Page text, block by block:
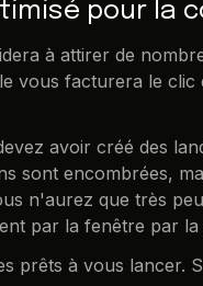
pour la
à attirer de
vous facturera le
avoir créé des
sont encombrées,
n'aurez que très
par la fenêtre par la
prêts à vous lancer.